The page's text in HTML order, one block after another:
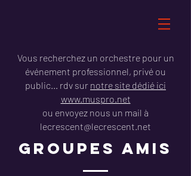
Vous recherchez un orchestre pour un
événement professionnel, privé ou
public... rdv sur notre site dédié ici
www.muspro.net
ou envoyez nous un mail à
lecrescent@lecrescent.net
GROUPES AMIS